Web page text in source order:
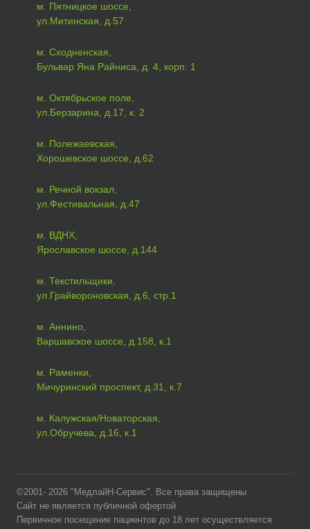
м. Пятницкое шоссе,
ул.Митинская, д.57
м. Сходненская,
Бульвар Яна Райниса, д. 4, корп. 1
м. Октябрьское поле,
ул.Берзарина, д.17, к. 2
м. Полежаевская,
Хорошевское шоссе, д.62
м. Речной вокзал,
ул.Фестивальная, д.47
м. ВДНХ,
Ярославское шоссе, д.144
м. Текстильщики,
ул.Грайвороновская, д.6, стр.1
м. Аннино,
Варшавское шоссе, д.158, к.1
м. Раменки,
Мичуринский проспект, д.31, к.7
м. Калужская/Новаторская,
ул.Обручева, д.16, к.1
©2001- 2026 "МедлайН-Сервис". Все права защищены
Сайт не является публичной офертой
Первичное посещение пациентов до 18 лет осуществляется